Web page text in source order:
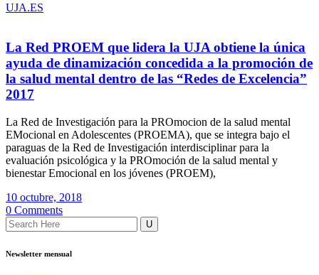
UJA.ES
La Red PROEM que lidera la UJA obtiene la única
ayuda de dinamización concedida a la promoción de
la salud mental dentro de las “Redes de Excelencia”
2017
La Red de Investigación para la PROmocion de la salud mental
EMocional en Adolescentes (PROEMA), que se integra bajo el
paraguas de la Red de Investigación interdisciplinar para la
evaluación psicológica y la PROmoción de la salud mental y
bienestar Emocional en los jóvenes (PROEM),
10 octubre, 2018
0 Comments
Newsletter mensual